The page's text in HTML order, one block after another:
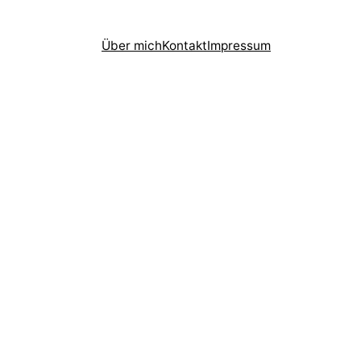
Über michKontaktImpressum